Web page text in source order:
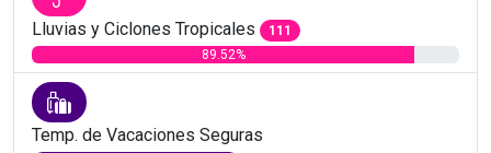
Lluvias y Ciclones Tropicales
111
89.52%
Temp. de Vacaciones Seguras